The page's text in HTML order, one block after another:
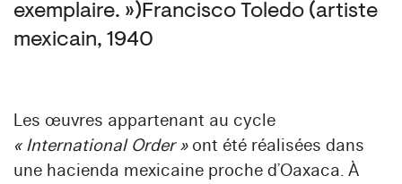
exemplaire. ») Francisco Toledo (artiste
mexicain, 1940
Les œuvres appartenant au cycle
« International Order » ont été réalisées dans
une hacienda mexicaine proche d’Oaxaca. À